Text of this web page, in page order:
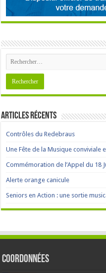
Articles récents
Contrôles du Redebraus
Une Fête de la Musique conviviale
Commémoration de l’Appel du 18
Alerte orange canicule
Seniors en Action : une sortie
Coordonnées